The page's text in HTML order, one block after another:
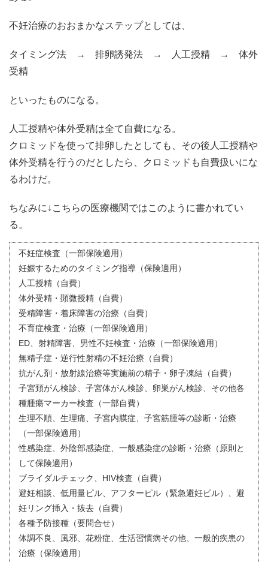
不妊治療のおおまかなステップとしては、
タイミング法 → 排卵誘発法 → 人工授精 → 体外
受精
といったものになる。
人工授精や体外受精は全て自費になる。
クロミッドを使って排卵したとしても、その後人工授精や
体外受精を行うのだとしたら、クロミッドも自費扱いにな
るわけだ。
ちなみに↓こちらの医療機関ではこのように書かれてい
る。
不妊症検査（一部保険適用）
妊娠するためのタイミング指導（保険適用）
人工授精（自費）
体外受精・顕微授精（自費）
受精障害・着床障害の治療（自費）
不育症検査・治療（一部保険適用）
ED、射精障害、男性不妊検査・治療（一部保険適用）
無精子症・逆行性射精の不妊治療（自費）
抗がん剤・放射線治療等実施前の精子・卵子凍結（自費）
子宮頚がん検診、子宮体がん検診、卵巣がん検診、その他各
種腫瘍マーカー検査（一部自費）
生理不順、生理痛、子宮内膜症、子宮筋腫等の診断・治療
（一部保険適用）
性感染症、外陰部感染症、一般感染症の診断・治療（原則と
して保険適用）
ブライダルチェック、HIV検査（自費）
避妊相談、低用量ピル、アフターピル（緊急避妊ピル）、避
妊リング挿入・抜去（自費）
各種予防接種（要問合せ）
体調不良、風邪、花粉症、生活習慣病その他、一般的疾患の
治療（保険適用）